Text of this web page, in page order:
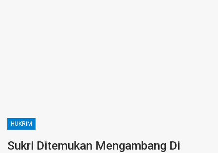
HUKRIM
Sukri Ditemukan Mengambang Di